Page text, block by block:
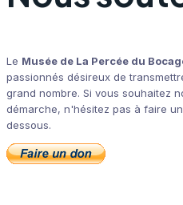
Le Musée de La Percée du
passionnés désireux de
grand nombre. Si vous souhaitez
démarche, n'hésitez pas à faire
dessous.